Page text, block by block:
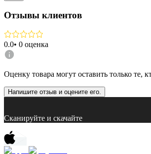
Отзывы клиентов
0.0• 0 оценка
Оценку товара могут оставить только те,
Напишите отзыв и оцените его.
Сканируйте и скачайте